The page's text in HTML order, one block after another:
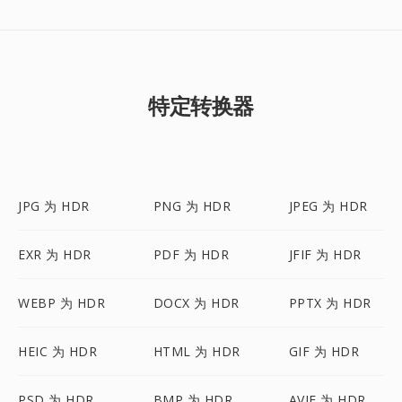
特定转换器
JPG 为 HDR PNG 为 HDR JPEG 为 HDR
EXR 为 HDR PDF 为 HDR JFIF 为 HDR
WEBP 为 HDR DOCX 为 HDR PPTX 为 HDR
HEIC 为 HDR HTML 为 HDR GIF 为 HDR